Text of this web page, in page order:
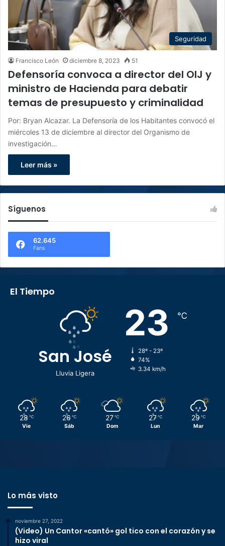
Seguridad
Francisco León diciembre 8, 2023 51
Defensoría convoca a director del OIJ y
ministro de Hacienda para debatir
temas de presupuesto y criminalidad
Por: Bryan Alcazar. La Defensoría de los Habitantes convocó el
miércoles 13 de diciembre al director del Organismo de
investigación…
Leer más »
Síguenos
62.645
Fans
El Tiempo
San José
Lluvia Ligera
23 ℃
28º - 23º
74%
3.34 km/h
28 ℃
Vie
26 ℃
Sáb
27 ℃
Dom
27 ℃
Lun
29 ℃
Mar
Lo más visto
noviembre 27, 2022
(Video) Un Cantor «cantó» gol tico con el corazón y se
hizo viral